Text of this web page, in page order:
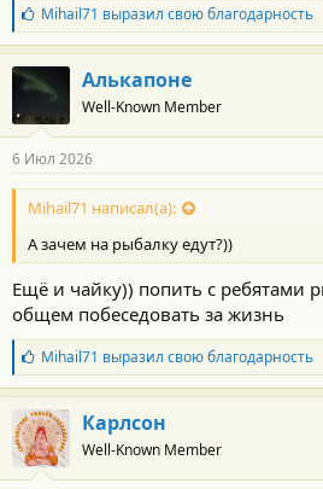
Б
л
а
г
о
а
н
о
с
и
:
Mihail71 выразил свою благодарность
Алькапоне
Well-Known Member
6 Июл 2026
Mihail71 написал(а):
А зачем на рыбалку едут?))
Ещё и чайку)) попить с ребятами
общем побеседовать за жизнь
Б
л
а
г
о
д
а
Mihail71 выразил свою благодарность
Карлсон
Well-Known Member